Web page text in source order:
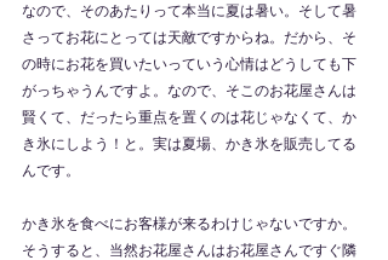
なので、そのあたりって本当に夏は暑い。そして暑
さってお花にとっては天敵ですからね。だから、そ
の時にお花を買いたいっていう心情はどうしても下
がっちゃうんですよ。なので、そこのお花屋さんは
賢くて、だったら重点を置くのは花じゃなくて、か
き氷にしよう！と。実は夏場、かき氷を販売してる
んです。
かき氷を食べにお客様が来るわけじゃないですか。
そうすると、当然お花屋さんはお花屋さんですぐ隣